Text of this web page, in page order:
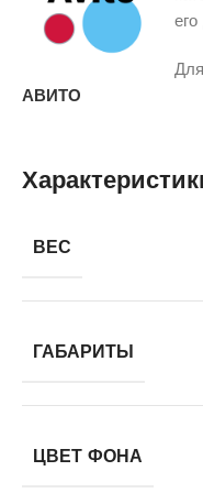
АВИТО
ВЕС
ГАБАРИТЫ
ЦВЕТ ФОНА